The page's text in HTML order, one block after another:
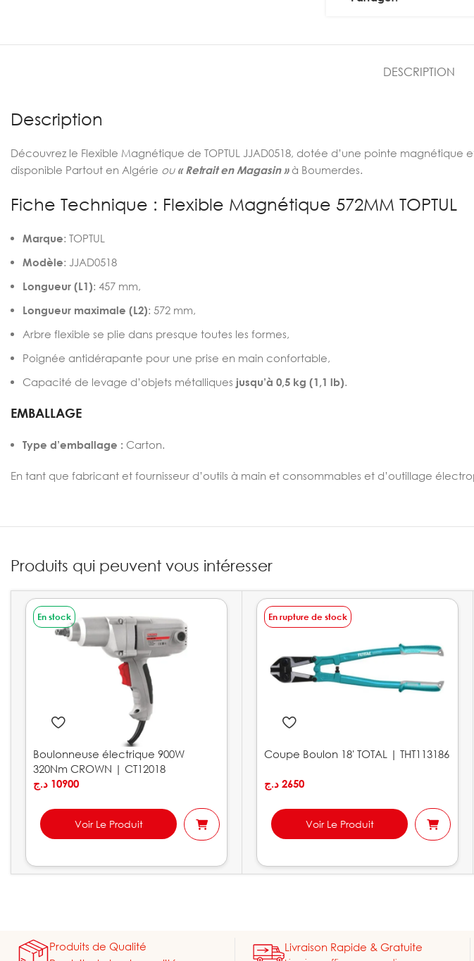
DESCRIPTION
Description
Découvrez le Flexible Magnétique de TOPTUL JJAD0518, dotée d’une pointe magnétique
disponible Partout en Algérie ou « Retrait en Magasin » à Boumerdes.
Fiche Technique : Flexible Magnétique 572MM TOPTUL
Marque: TOPTUL
Modèle: JJAD0518
Longueur (L1): 457 mm,
Longueur maximale (L2): 572 mm,
Arbre flexible se plie dans presque toutes les formes,
Poignée antidérapante pour une prise en main confortable,
Capacité de levage d’objets métalliques jusqu’à 0,5 kg (1,1 lb).
EMBALLAGE
Type d’emballage : Carton.
En tant que fabricant et fournisseur d’outils à main et consommables et d’outillage
Produits qui peuvent vous intéresser
En stock
Boulonneuse électrique 900W
320Nm CROWN | CT12018
10900 د.ج
Voir Le Produit
En rupture de stock
Coupe Boulon 18′ TOTAL | THT113186
2650 د.ج
Voir Le Produit
Produits de Qualité
Livraison Rapide & Gratuite